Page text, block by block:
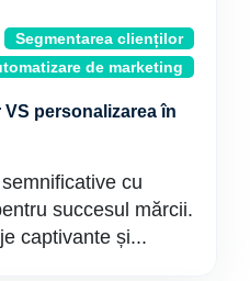
Segmentarea clienților
de marketing
personalizarea în
cu
succesul mărcii.
captivante și...